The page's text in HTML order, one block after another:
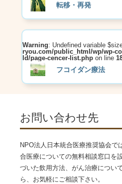
転移・再発
Warning: Undefined variable
ryou.com/public_html/wp/wp-
ld/page-cencer-list.phpon line
フコイダン療法
お問い合わせ先
NPO法人日本統合医療推奨協会で
合医療についての無料相談窓口を
づいた飲用方法、がん治療につい
ら、お気軽にご相談下さい。